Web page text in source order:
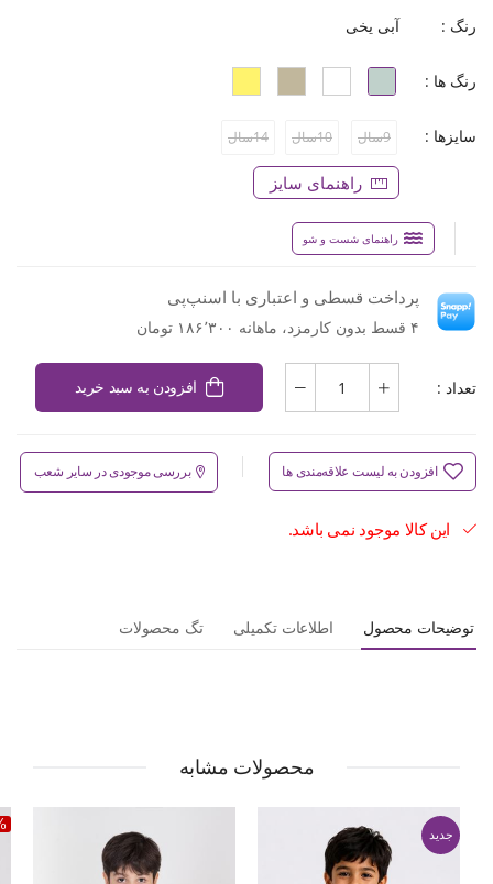
رنگ : آبی یخی
رنگ ها :
سایزها : 9سال 10سال 14سال
راهنمای سایز
راهنمای شست و شو
پرداخت قسطی و اعتباری با اسنپ‌پی
۴ قسط بدون کارمزد، ماهانه ۱۸۶٬۳۰۰ تومان
تعداد : افزودن به سبد خرید
افزودن به لیست علاقه‌مندی ها بررسی موجودی در سایر شعب
این کالا موجود نمی باشد.
توضیحات محصول اطلاعات تکمیلی تگ محصولات
محصولات مشابه
جدید